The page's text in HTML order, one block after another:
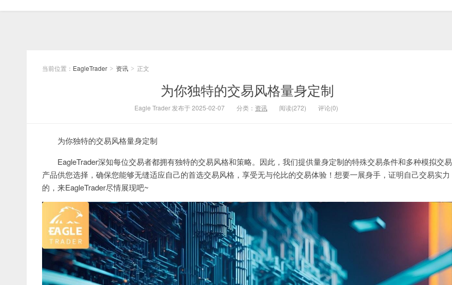
当前位置： EagleTrader > 资讯 > 正文
为你独特的交易风格量身定制
Eagle Trader 发布于 2025-02-07 分类： 资讯 阅读(272) 评论(0)
为你独特的交易风格量身定制
EagleTrader深知每位交易者都拥有独特的交易风格和策略。因此，我们提供量身定制的特殊交易条件和多种模拟交易
产品供您选择，确保您能够无缝适应自己的首选交易风格，享受无与伦比的交易体验！想要一展身手，证明自己交易实力
的，来EagleTrader尽情展现吧~